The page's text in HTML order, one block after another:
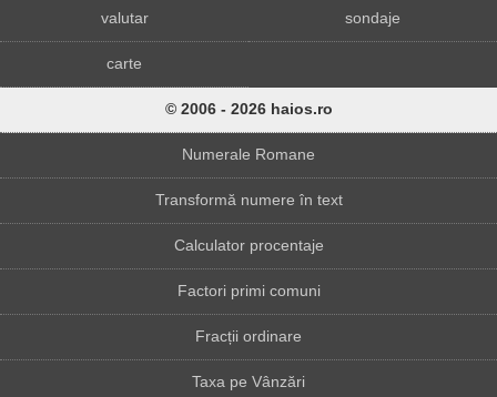
valutar sondaje
carte
© 2006 - 2026 haios.ro
Numerale Romane
Transformă numere în text
Calculator procentaje
Factori primi comuni
Fracții ordinare
Taxa pe Vânzări